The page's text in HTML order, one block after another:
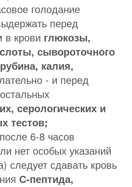
голодание
перед
в крови глюкозы,
сывороточного
калия,
- и перед
серологических и
тестов;
6-8 часов
нет особых указаний
следует сдавать кровь
С-пептида,